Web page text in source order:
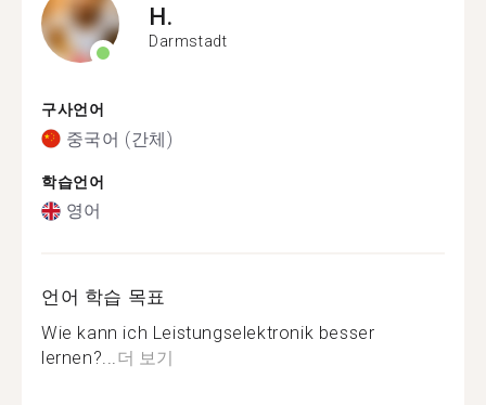
H.
Darmstadt
구사언어
중국어 (간체)
학습언어
영어
언어 학습 목표
Wie kann ich Leistungselektronik besser
lernen?...더 보기